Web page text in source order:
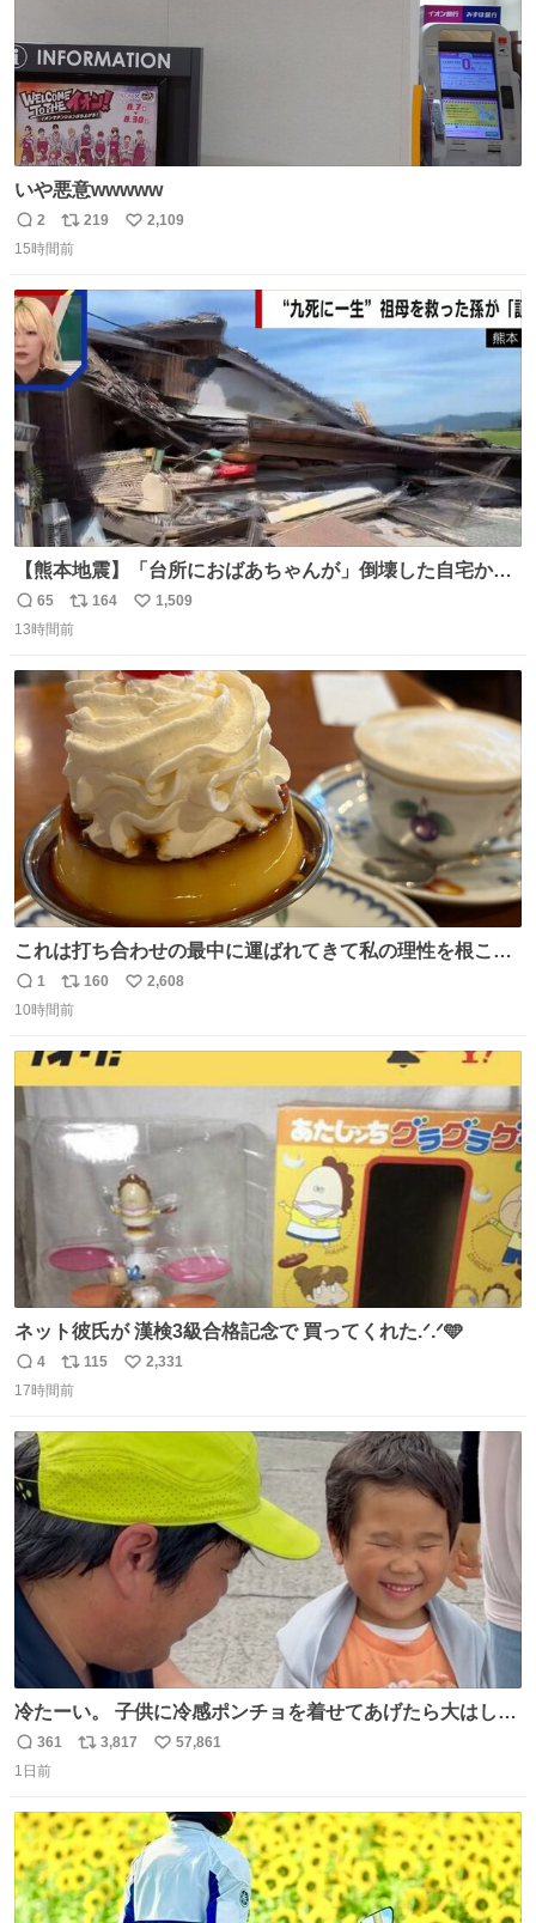
いや悪意wwwww
返
信
2
リ
ポ
ト
数
219
い
数
2,109
15時間前
【熊本地震】「台所におばあちゃんが」倒壊した自宅から
孫が救出 地震発生時、台所で夕食の準備をしていた祖母の
「助けて」という声。祖母を背負い、助け出した孫が「命
返
信
65
リ
ポ
ト
数
164
い
数
1,509
13時間前
これは打ち合わせの最中に運ばれてきて私の理性を根こそ
ぎ奪い去ったプリンの写真です。
返
信
1
リ
ポ
ト
数
160
い
2,608
10時間前
ネット彼氏が 漢検3級合格記念で 買ってくれた.ᐟ.ᐟ🩵
返
信
4
リ
ポ
ト
数
115
い
数
2,331
17時間前
冷たーい。 子供に冷感ポンチョを着せてあげたら大はしゃ
ぎで喜んでくれました。 こんな素敵な代物を提供してくれ
た山口県の恩師に感謝。
返
信
361
リ
ト
数
3,817
い
数
57,861
1日前